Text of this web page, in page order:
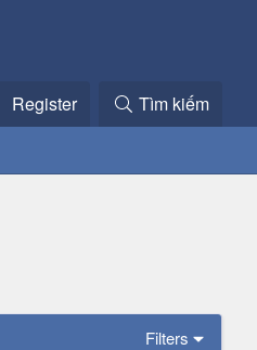
Register Tìm kiếm
Filters